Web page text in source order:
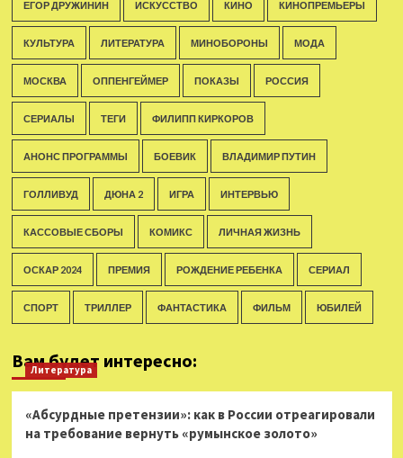
ЕГОР ДРУЖИНИН ИСКУССТВО КИНО КИНОПРЕМЬЕРЫ
КУЛЬТУРА ЛИТЕРАТУРА МИНОБОРОНЫ МОДА
МОСКВА ОППЕНГЕЙМЕР ПОКАЗЫ РОССИЯ
СЕРИАЛЫ ТЕГИ ФИЛИПП КИРКОРОВ
АНОНС ПРОГРАММЫ БОЕВИК ВЛАДИМИР ПУТИН
ГОЛЛИВУД ДЮНА 2 ИГРА ИНТЕРВЬЮ
КАССОВЫЕ СБОРЫ КОМИКС ЛИЧНАЯ ЖИЗНЬ
ОСКАР 2024 ПРЕМИЯ РОЖДЕНИЕ РЕБЕНКА СЕРИАЛ
СПОРТ ТРИЛЛЕР ФАНТАСТИКА ФИЛЬМ ЮБИЛЕЙ
Вам будет интересно:
Литература
«Абсурдные претензии»: как в России отреагировали
на требование вернуть «румынское золото»